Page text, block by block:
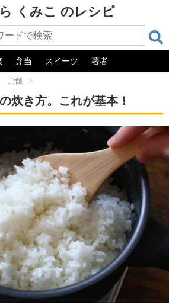
くみこ のレシピ
弁当 スイーツ 著者
ご飯 >
炊き方。これが基本！